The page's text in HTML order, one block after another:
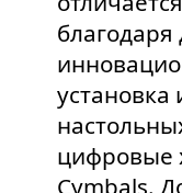
установка
цифровые
Cymbals.